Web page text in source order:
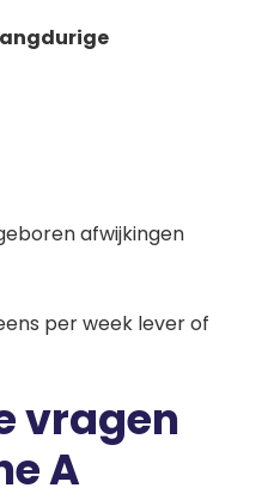
afwijkingen
per week lever of
vragen
A